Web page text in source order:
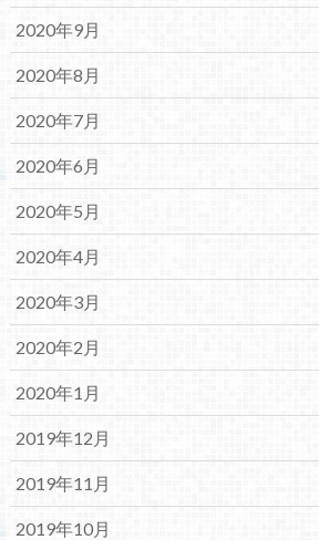
2020年9月
2020年8月
2020年7月
2020年6月
2020年5月
2020年4月
2020年3月
2020年2月
2020年1月
2019年12月
2019年11月
2019年10月